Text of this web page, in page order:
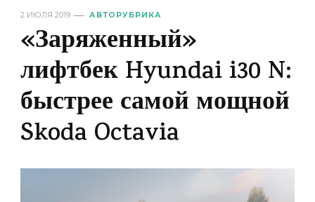
2 ИЮЛЯ 2019 АВТОРУБРИКА
«Заряженный»
лифтбек Hyundai i30 N:
быстрее самой мощной
Skoda Octavia